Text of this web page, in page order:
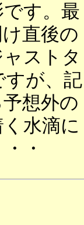
す。最
直後の
ストタ
すが、記
想外の
水滴に
・